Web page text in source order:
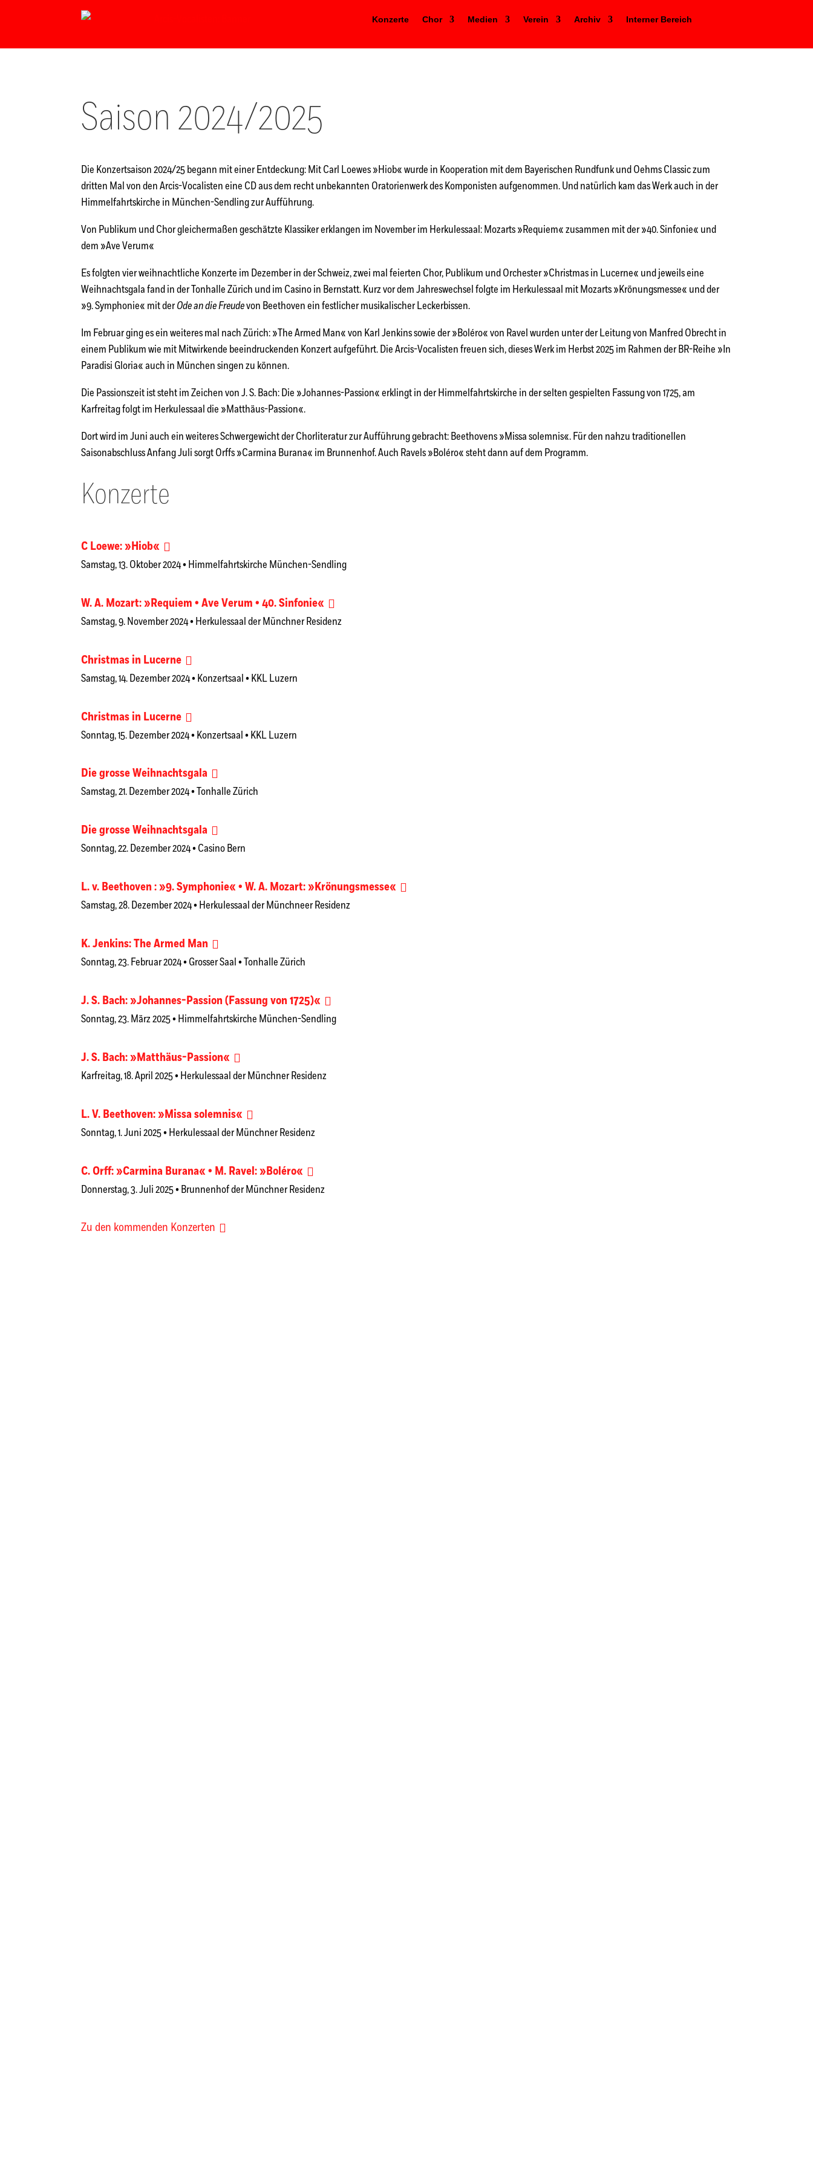
Konzerte Chor Medien Verein Archiv Interner Bereich
Saison 2024/2025
Die Konzertsaison 2024/25 begann mit einer Entdeckung: Mit Carl Loewes »Hiob« wurde in Kooperation mit dem Bayerischen Rundfunk und Oehms Classic zum
dritten Mal von den Arcis-Vocalisten eine CD aus dem recht unbekannten Oratorienwerk des Komponisten aufgenommen. Und natürlich kam das Werk auch in der
Himmelfahrtskirche in München-Sendling zur Aufführung.
Von Publikum und Chor gleichermaßen geschätzte Klassiker erklangen im November im Herkulessaal: Mozarts »Requiem« zusammen mit der »40. Sinfonie« und
dem »Ave Verum«
Es folgten vier weihnachtliche Konzerte im Dezember in der Schweiz, zwei mal feierten Chor, Publikum und Orchester »Christmas in Lucerne« und jeweils eine
Weihnachtsgala fand in der Tonhalle Zürich und im Casino in Bernstatt. Kurz vor dem Jahreswechsel folgte im Herkulessaal mit Mozarts »Krönungsmesse« und der
»9. Symphonie« mit derOde an die Freudevon Beethoven ein festlicher musikalischer Leckerbissen.
Im Februar ging es ein weiteres mal nach Zürich: »The Armed Man« von Karl Jenkins sowie der »Boléro« von Ravel wurden unter der Leitung von Manfred Obrecht in
einem Publikum wie mit Mitwirkende beeindruckenden Konzert aufgeführt. Die Arcis-Vocalisten freuen sich, dieses Werk im Herbst 2025 im Rahmen der BR-Reihe »In
Paradisi Gloria« auch in München singen zu können.
Die Passionszeit ist steht im Zeichen von J. S. Bach: Die »Johannes-Passion« erklingt in der Himmelfahrtskirche in der selten gespielten Fassung von 1725, am
Karfreitag folgt im Herkulessaal die »Matthäus-Passion«.
Dort wird im Juni auch ein weiteres Schwergewicht der Chorliteratur zur Aufführung gebracht: Beethovens »Missa solemnis«. Für den nahzu traditionellen
Saisonabschluss Anfang Juli sorgt Orffs »Carmina Burana« im Brunnenhof. Auch Ravels »Boléro« steht dann auf dem Programm.
Konzerte
C Loewe: »Hiob«
Samstag, 13. Oktober 2024 • Himmelfahrtskirche München-Sendling
W. A. Mozart: »Requiem • Ave Verum • 40. Sinfonie«
Samstag, 9. November 2024 • Herkulessaal der Münchner Residenz
Christmas in Lucerne
Samstag, 14. Dezember 2024 • Konzertsaal • KKL Luzern
Christmas in Lucerne
Sonntag, 15. Dezember 2024 • Konzertsaal • KKL Luzern
Die grosse Weihnachtsgala
Samstag, 21. Dezember 2024 • Tonhalle Zürich
Die grosse Weihnachtsgala
Sonntag, 22. Dezember 2024 • Casino Bern
L. v. Beethoven : »9. Symphonie« • W. A. Mozart: »Krönungsmesse«
Samstag, 28. Dezember 2024 • Herkulessaal der Münchneer Residenz
K. Jenkins: The Armed Man
Sonntag, 23. Februar 2024 • Grosser Saal • Tonhalle Zürich
J. S. Bach: »Johannes-Passion (Fassung von 1725)«
Sonntag, 23. März 2025 • Himmelfahrtskirche München-Sendling
J. S. Bach: »Matthäus-Passion«
Karfreitag, 18. April 2025 • Herkulessaal der Münchner Residenz
L. V. Beethoven: »Missa solemnis«
Sonntag, 1. Juni 2025 • Herkulessaal der Münchner Residenz
C. Orff: »Carmina Burana« • M. Ravel: »Boléro«
Donnerstag, 3. Juli 2025 • Brunnenhof der Münchner Residenz
Zu den kommenden Konzerten